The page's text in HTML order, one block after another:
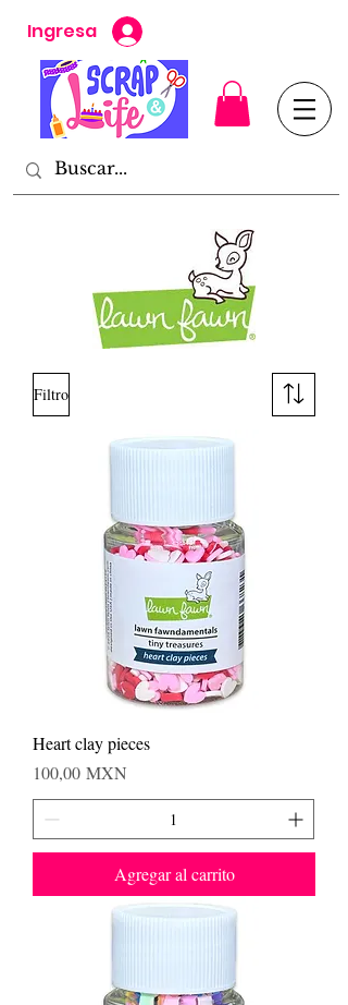
Ingresa
Filtro
Heart clay pieces
Precio
100,00 MXN
Agregar al carrito